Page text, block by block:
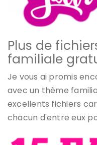
Plus de
familiale
Je vous ai promis
avec un thème
excellents fichiers
chacun d'entre eux